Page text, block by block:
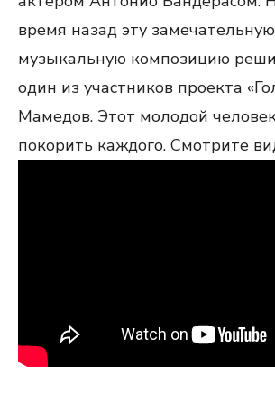
время назад эту замечательную
музыкальную композицию
один из участников проекта
Мамедов. Этот молодой
покорить каждого. Смотрите